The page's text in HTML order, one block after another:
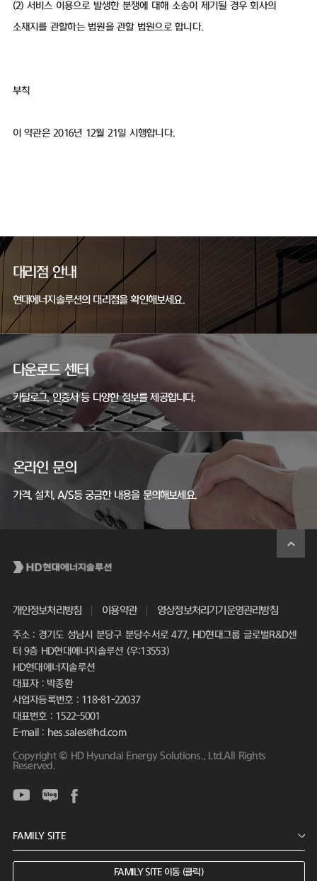
(2) 서비스 이용으로 발생한 분쟁에 대해 소송이 제기될 경우 회사의
소재지를 관할하는 법원을 관할 법원으로 합니다.
부칙
이 약관은 2016년 12월 21일 시행합니다.
대리점 안내
현대에너지솔루션의 대리점을 확인해보세요.
다운로드 센터
카탈로그, 인증서 등 다양한 정보를 제공합니다.
온라인 문의
가격, 설치, A/S등 궁금한 내용을 문의해보세요.
개인정보처리방침 이용약관 영상정보처리기기운영관리방침
주소 : 경기도 성남시 분당구 분당수서로 477, HD현대그룹 글로벌R&D센
터 9층 HD현대에너지솔루션 (우:13553)
HD현대에너지솔루션
대표자 : 박종환
사업자등록번호 : 118-81-22037
대표번호 : 1522-5001
E-mail : hes.sales@hd.com
Copyright © HD Hyundai Energy Solutions., Ltd.All Rights
Reserved.
FAMILY SITE 이동 (클릭)